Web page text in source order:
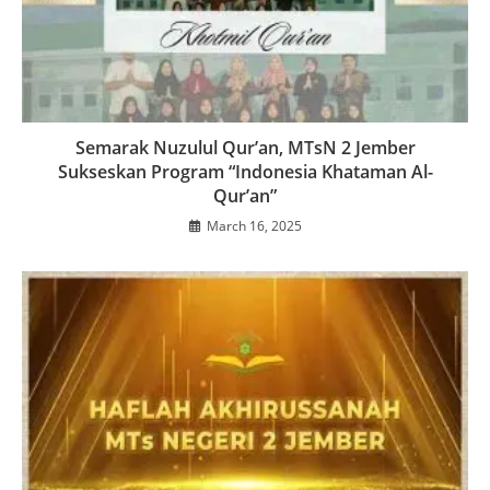
Semarak Nuzulul Qur’an, MTsN 2 Jember
Sukseskan Program “Indonesia Khataman Al-
Qur’an”
March 16, 2025